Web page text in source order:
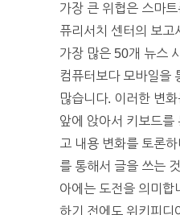
가장 큰 위협은 스마
퓨리서치 센터의 보고
가장 많은 50개 뉴스
컴퓨터보다 모바일을
많습니다. 이러한 변
앞에 앉아서 키보드를
고 내용 변화를 토론
를 통해서 글을 쓰는
아에는 도전을 의미합
하기 전에도 위키피디